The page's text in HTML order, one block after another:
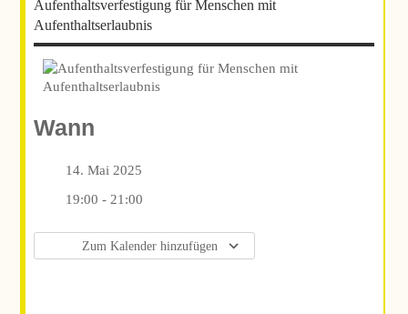
Aufenthaltsverfestigung für Menschen mit
Aufenthaltserlaubnis
Wann
14. Mai 2025
19:00 - 21:00
Zum Kalender hinzufügen